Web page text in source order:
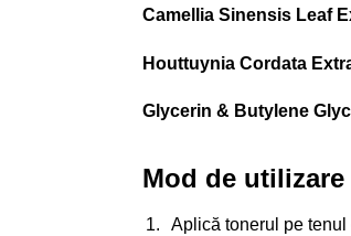
Camellia Sinensis Leaf
Houttuynia Cordata
Glycerin & Butylene
Mod de utilizare
Aplică tonerul pe tenul